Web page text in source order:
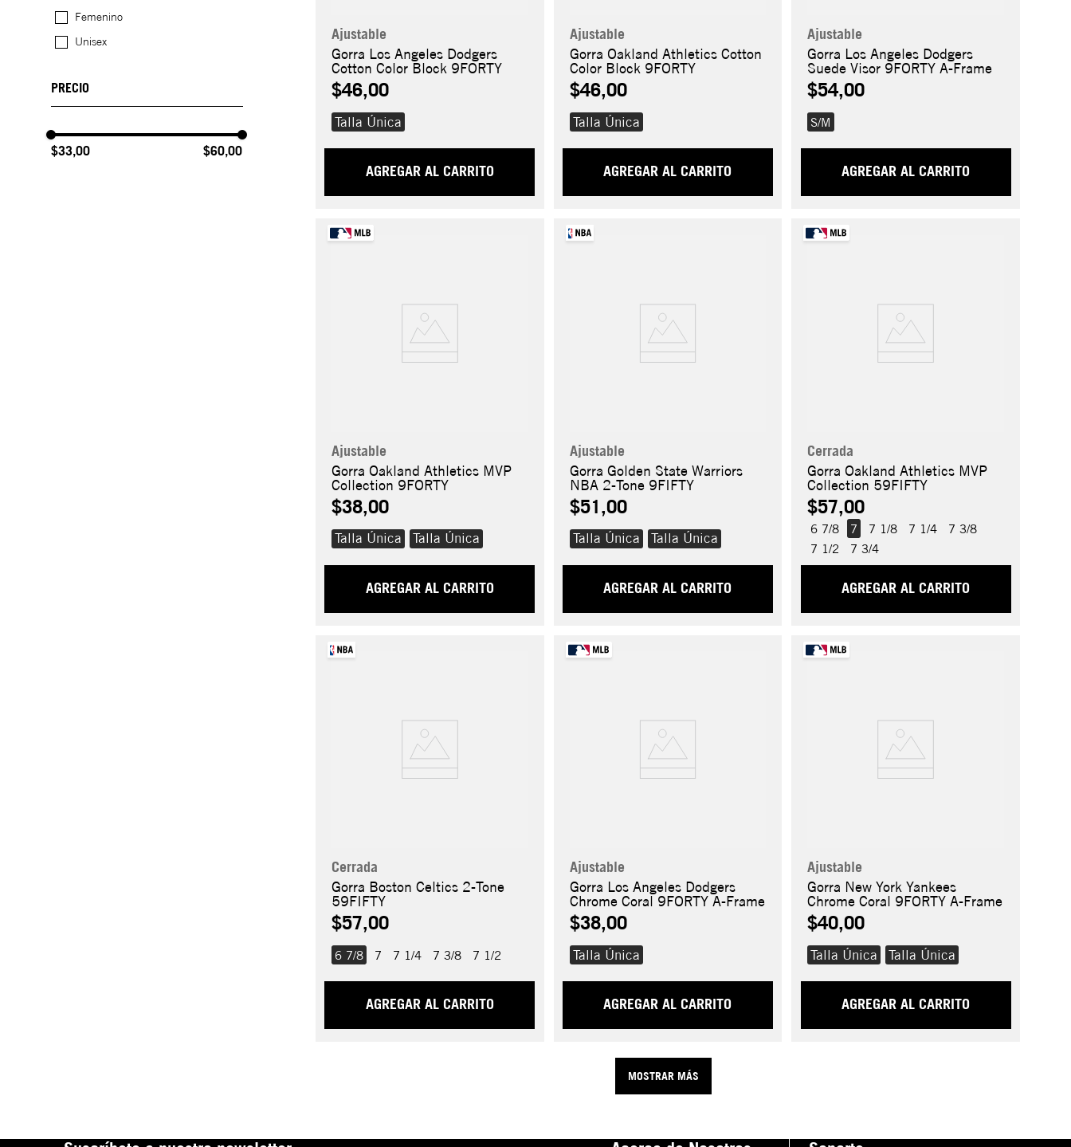
Femenino
Unisex
$33,00 $60,00
Ajustable
Gorra Los Angeles Dodgers
Cotton Color Block 9FORTY
$46,00
Talla Única
AGREGAR AL CARRITO
Ajustable
Gorra Oakland Athletics Cotton
Color Block 9FORTY
$46,00
Talla Única
AGREGAR AL CARRITO
Ajustable
Gorra Los Angeles Dodgers
Suede Visor 9FORTY A-Frame
$54,00
S/M
AGREGAR AL CARRITO
Ajustable
Gorra Oakland Athletics MVP
Collection 9FORTY
$38,00
Talla Única Talla Única
AGREGAR AL CARRITO
Ajustable
Gorra Golden State Warriors
NBA 2-Tone 9FIFTY
$51,00
Talla Única Talla Única
AGREGAR AL CARRITO
Cerrada
Gorra Oakland Athletics MVP
Collection 59FIFTY
$57,00
7
6 7/8
7 1/2
7 3/4
7 1/4
7 1/8 7 3/8
AGREGAR AL CARRITO
Cerrada
Gorra Boston Celtics 2-Tone
59FIFTY
$57,00
6 7/8 7 7 1/2
7 1/4 7 3/8
AGREGAR AL CARRITO
Ajustable
Gorra Los Angeles Dodgers
Chrome Coral 9FORTY A-Frame
$38,00
Talla Única
AGREGAR AL CARRITO
Ajustable
Gorra New York Yankees
Chrome Coral 9FORTY A-Frame
$40,00
Talla Única Talla Única
AGREGAR AL CARRITO
MOSTRAR MÁS